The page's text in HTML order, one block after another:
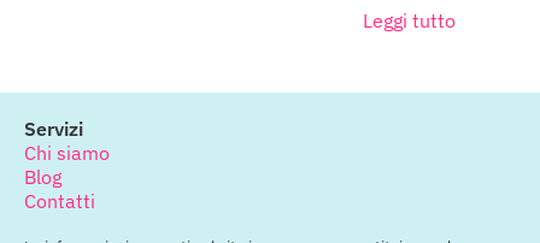
Leggi tutto
Servizi
Chi siamo
Blog
Contatti